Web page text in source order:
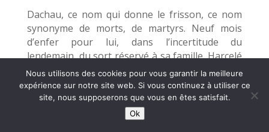
Dachau, ce nom qui donne le frisson, ce nom
synonyme de morts, de martyrs. Neuf mois
d’enfer pour lui, dans l’incertitude du
lendemain, du sort réservé à sa famille. Harcelé
par les kapos, côtoyant la mort chaque jour, il
voyait les camarades autour de lui décimés par
le typhus ou par le sadisme des gardiens S.S.
(En tombant à l’entrée d’un wagon, il fut frappé
Nous utilisons des cookies pour vous garantir la meilleure
expérience sur notre site web. Si vous continuez à utiliser ce
site, nous supposerons que vous en êtes satisfait.
Ok